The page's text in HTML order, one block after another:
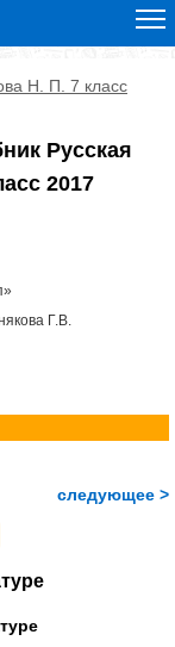
Н. П. 7 класс
Русская
2017
Г.В.
следующее >